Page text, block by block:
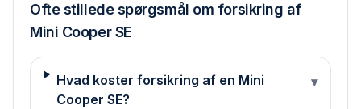
Ofte stillede spørgsmål om forsikring af
Mini Cooper SE
Hvad koster forsikring af en Mini
Cooper SE?
▾